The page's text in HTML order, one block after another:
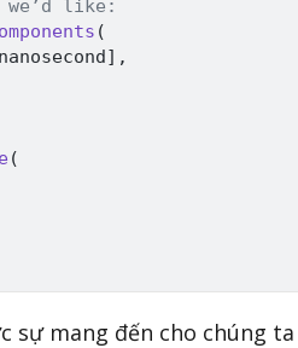
like:
(
nanosecond] ,
(
sự mang đến cho chúng